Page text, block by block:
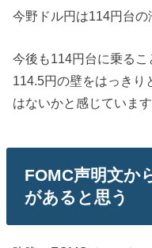
今野ドル円は114円台の
今後も114円台に乗るこ
114.5円の壁をはっきり
はないかと感じています
FOMC声明文か
があると思う